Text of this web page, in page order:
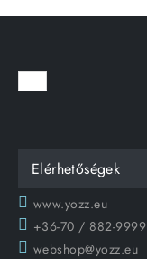
Elérhetőségek
www.yozz.eu
+36-70 / 882-9999
webshop@yozz.eu